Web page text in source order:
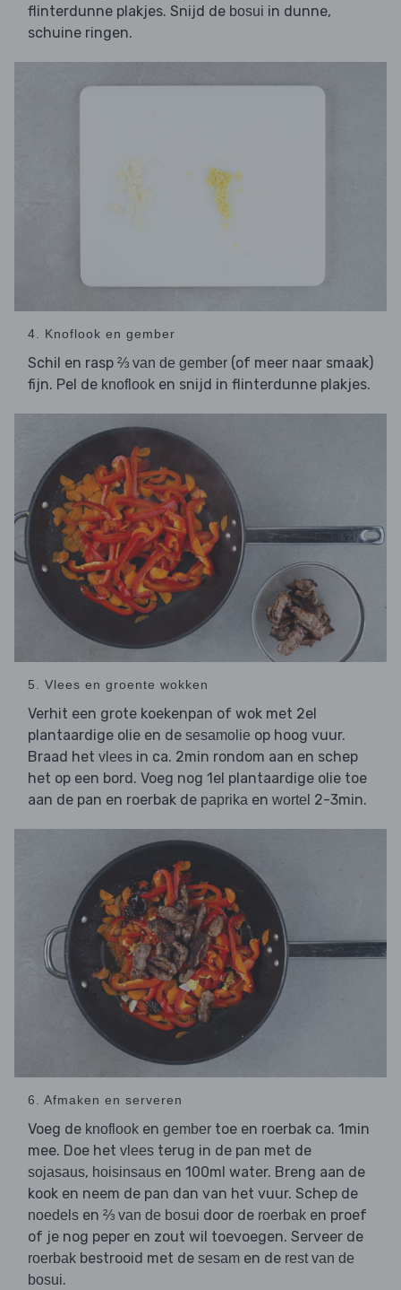
flinterdunne plakjes. Snijd de bosui in dunne,
schuine ringen.
4. Knoflook en gember
Schil en rasp ⅔ van de gember (of meer naar smaak)
fijn. Pel de knoflook en snijd in flinterdunne plakjes.
5. Vlees en groente wokken
Verhit een grote koekenpan of wok met 2el
plantaardige olie en de sesamolie op hoog vuur.
Braad het vlees in ca. 2min rondom aan en schep
het op een bord. Voeg nog 1el plantaardige olie toe
aan de pan en roerbak de paprika en wortel 2-3min.
6. Afmaken en serveren
Voeg de knoflook en gember toe en roerbak ca. 1min
mee. Doe het vlees terug in de pan met de
sojasaus, hoisinsaus en 100ml water. Breng aan de
kook en neem de pan dan van het vuur. Schep de
noedels en ⅔ van de bosui door de roerbak en proef
of je nog peper en zout wil toevoegen. Serveer de
roerbak bestrooid met de sesam en de rest van de
bosui.